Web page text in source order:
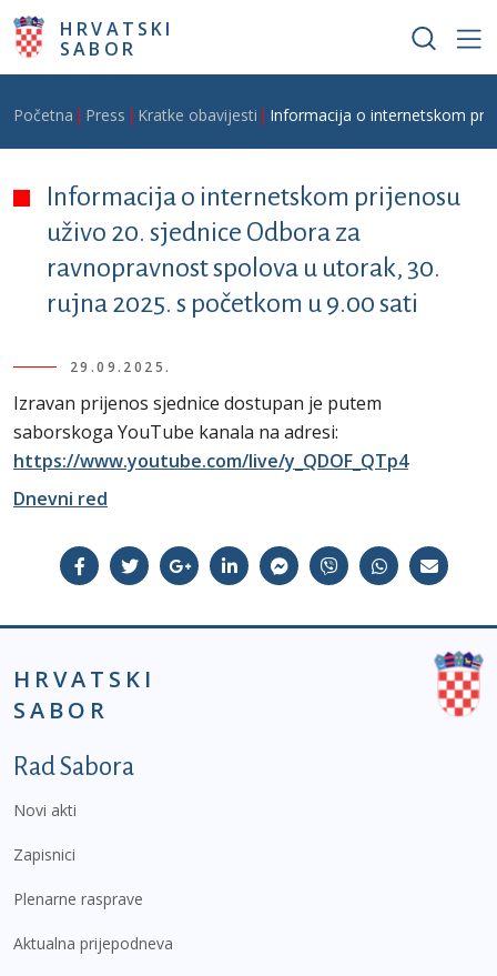
Skoči na glavni sadržaj
HRVATSKI
SABOR
Breadcrumb
Početna Press Kratke obavijesti Informacija o internetskom
Informacija o internetskom prijenosu
uživo 20. sjednice Odbora za
ravnopravnost spolova u utorak, 30.
rujna 2025. s početkom u 9.00 sati
29.09.2025.
Izravan prijenos sjednice dostupan je putem
saborskoga YouTube kanala na adresi:
https://www.youtube.com/live/y_QDOF_QTp4
Dnevni red
HRVATSKI
SABOR
Podnožje prvi izbornik
Rad Sabora
Novi akti
Zapisnici
Plenarne rasprave
Aktualna prijepodneva